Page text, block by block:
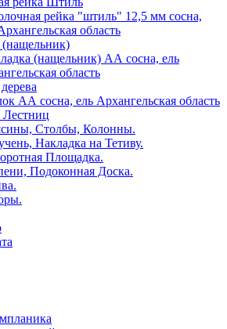
рейка "штиль" 12,5 мм сосна,
область
(нащельник)
(нащельник) АА сосна, ель
область
АА сосна, ель Архангельская область
Столбы, Колонны.
Накладка на Тетиву.
Площадка.
Подоконная Доска.